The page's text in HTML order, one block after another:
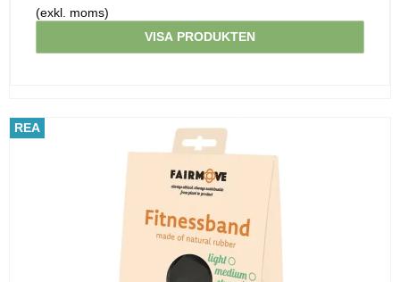
(exkl. moms)
VISA PRODUKTEN
REA